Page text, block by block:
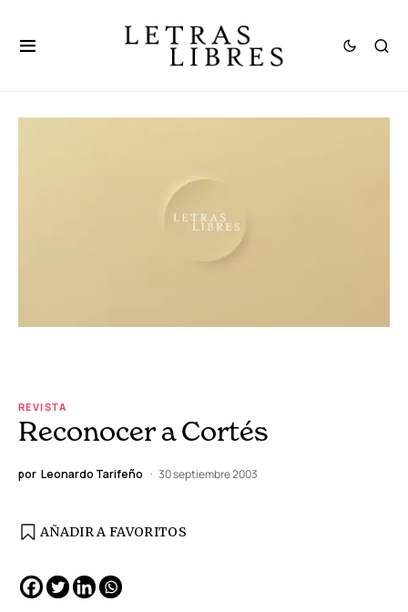
REVISTA
Reconocer a Cortés
por Leonardo Tarifeño 30 septiembre 2003
AÑADIR A FAVORITOS